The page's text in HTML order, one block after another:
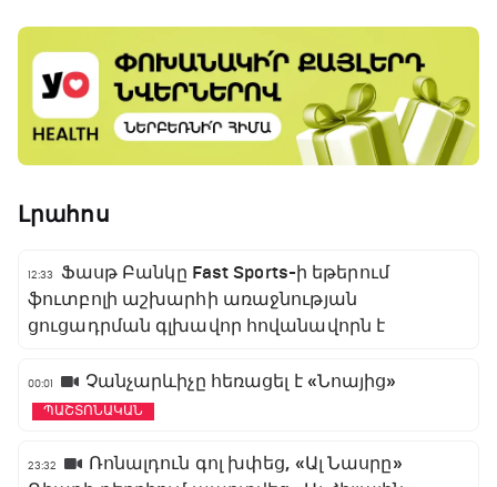
Լրահոս
12:33
Ֆասթ Բանկը Fast Sports-ի եթերում
ֆուտբոլի աշխարհի առաջնության
ցուցադրման գլխավոր հովանավորն է
00:01 Չանչարևիչը հեռացել է «Նոայից»
ՊԱՇՏՈՆԱԿԱՆ
23:32
Ռոնալդուն գոլ խփեց, «Ալ Նասրը»